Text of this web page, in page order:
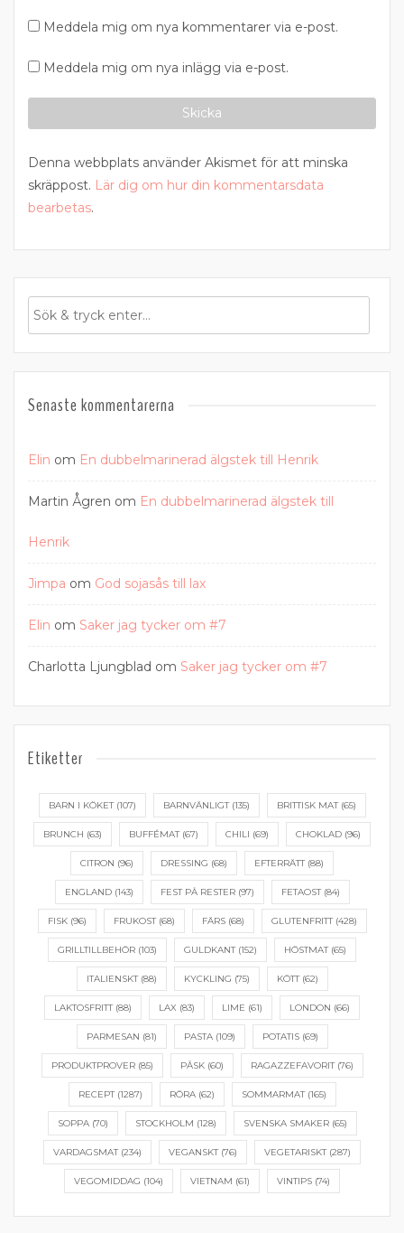
Meddela mig om nya kommentarer via e-post.
Meddela mig om nya inlägg via e-post.
Denna webbplats använder Akismet för att minska
skräppost. Lär dig om hur din kommentarsdata
bearbetas.
Senaste kommentarerna
Elin om En dubbelmarinerad älgstek till Henrik
Martin Ågren om En dubbelmarinerad älgstek till
Henrik
Jimpa om God sojasås till lax
Elin om Saker jag tycker om #7
Charlotta Ljungblad om Saker jag tycker om #7
Etiketter
BARN I KÖKET(107) BARNVÄNLIGT(135) BRITTISK MAT(65)
BRUNCH (63) BUFFÉMAT(67) CHILI (69) CHOKLAD (96)
CITRON (96) DRESSING (68) EFTERRÄTT(88)
ENGLAND(143) FEST PÅ RESTER(97) FETAOST(84)
FISK(96) FRUKOST(68) FÄRS(68) GLUTENFRITT(428)
GRILLTILLBEHÖR (103) GULDKANT(152) HÖSTMAT(65)
ITALIENSKT(88) KYCKLING (75) KÖTT(62)
LAKTOSFRITT(88) LAX (83) LIME (61) LONDON (66)
PARMESAN (81) PASTA(109) POTATIS(69)
PRODUKTPROVER(85) PÅSK(60) RAGAZZEFAVORIT(76)
RECEPT(1287) RÖRA(62) SOMMARMAT(165)
SOPPA(70) STOCKHOLM (128) SVENSKA SMAKER(65)
VARDAGSMAT(234) VEGANSKT(76) VEGETARISKT(287)
VEGOMIDDAG (104) VIETNAM (61) VINTIPS (74)